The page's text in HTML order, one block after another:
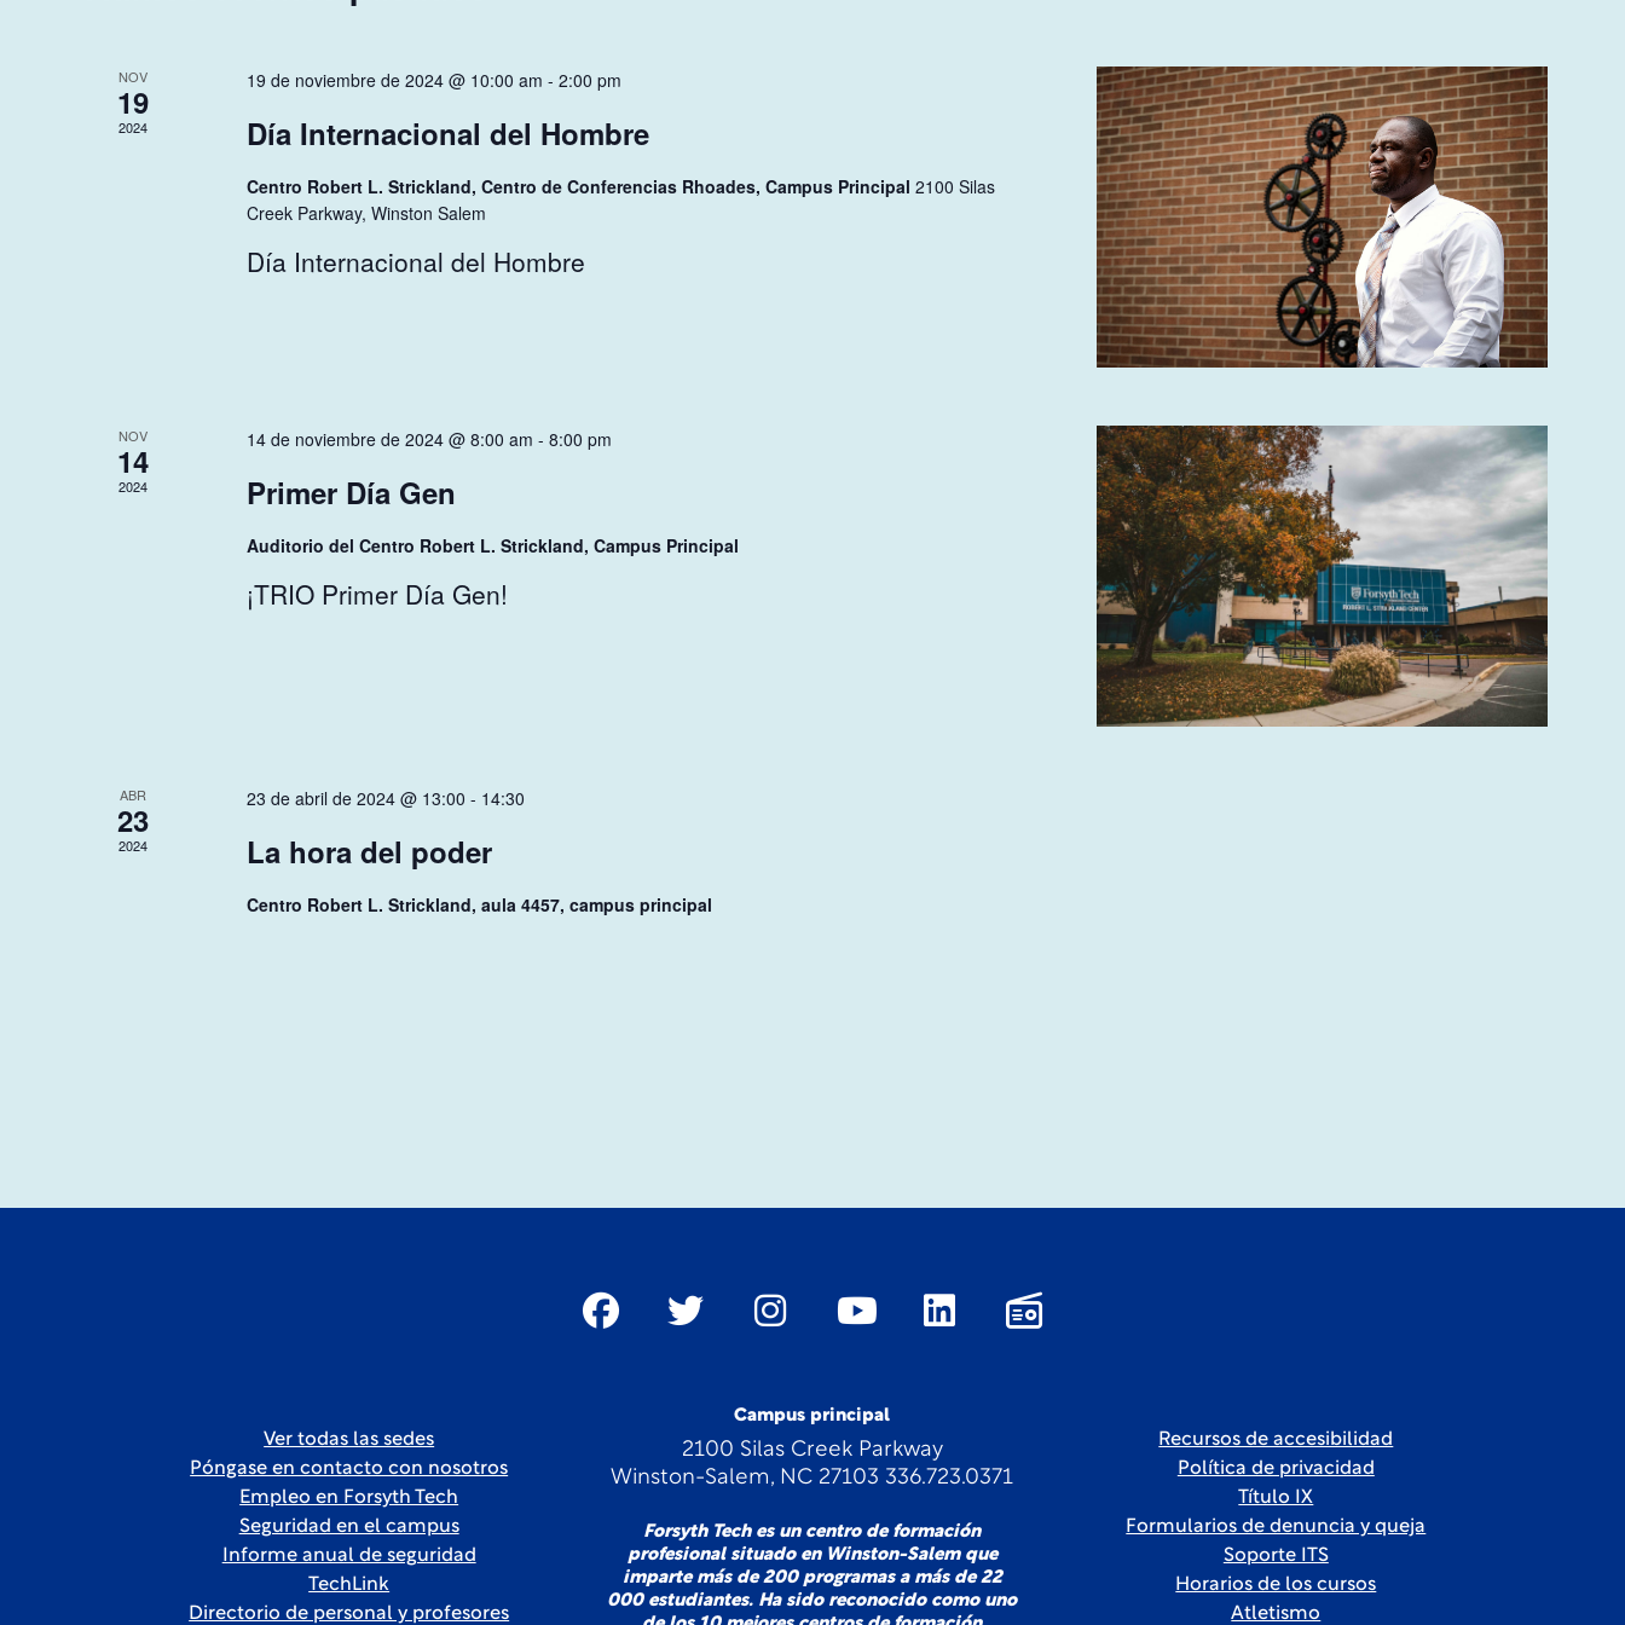
NOV
19
2024
19 de noviembre de 2024 @ 10:00 am -2:00 pm
Día Internacional del Hombre
Centro Robert L. Strickland, Centro de Conferencias Rhoades, Campus Principal 2100 Silas
Creek Parkway, Winston Salem
Día Internacional del Hombre
NOV
14
2024
14 de noviembre de 2024 @ 8:00 am -8:00 pm
Primer Día Gen
Auditorio del Centro Robert L. Strickland, Campus Principal
¡TRIO Primer Día Gen!
ABR
23
2024
23 de abril de 2024 @ 13:00 - 14:30
La hora del poder
Centro Robert L. Strickland, aula 4457, campus principal
Campus principal
2100 Silas Creek Parkway
Winston-Salem, NC 27103 336.723.0371
Forsyth Tech es un centro de formación
profesional situado en Winston-Salem que
imparte más de 200 programas a más de 22
000 estudiantes. Ha sido reconocido como uno
Ver todas las sedes
Póngase en contacto con nosotros
Empleo en Forsyth Tech
Seguridad en el campus
Informe anual de seguridad
TechLink
Directorio de personal y profesores
Recursos de accesibilidad
Política de privacidad
Título IX
Formularios de denuncia y queja
Soporte ITS
Horarios de los cursos
Atletismo